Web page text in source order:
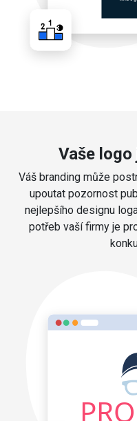
Vaše
Váš branding může
upoutat pozornost
nejlepšího designu
potřeb vaší firmy je